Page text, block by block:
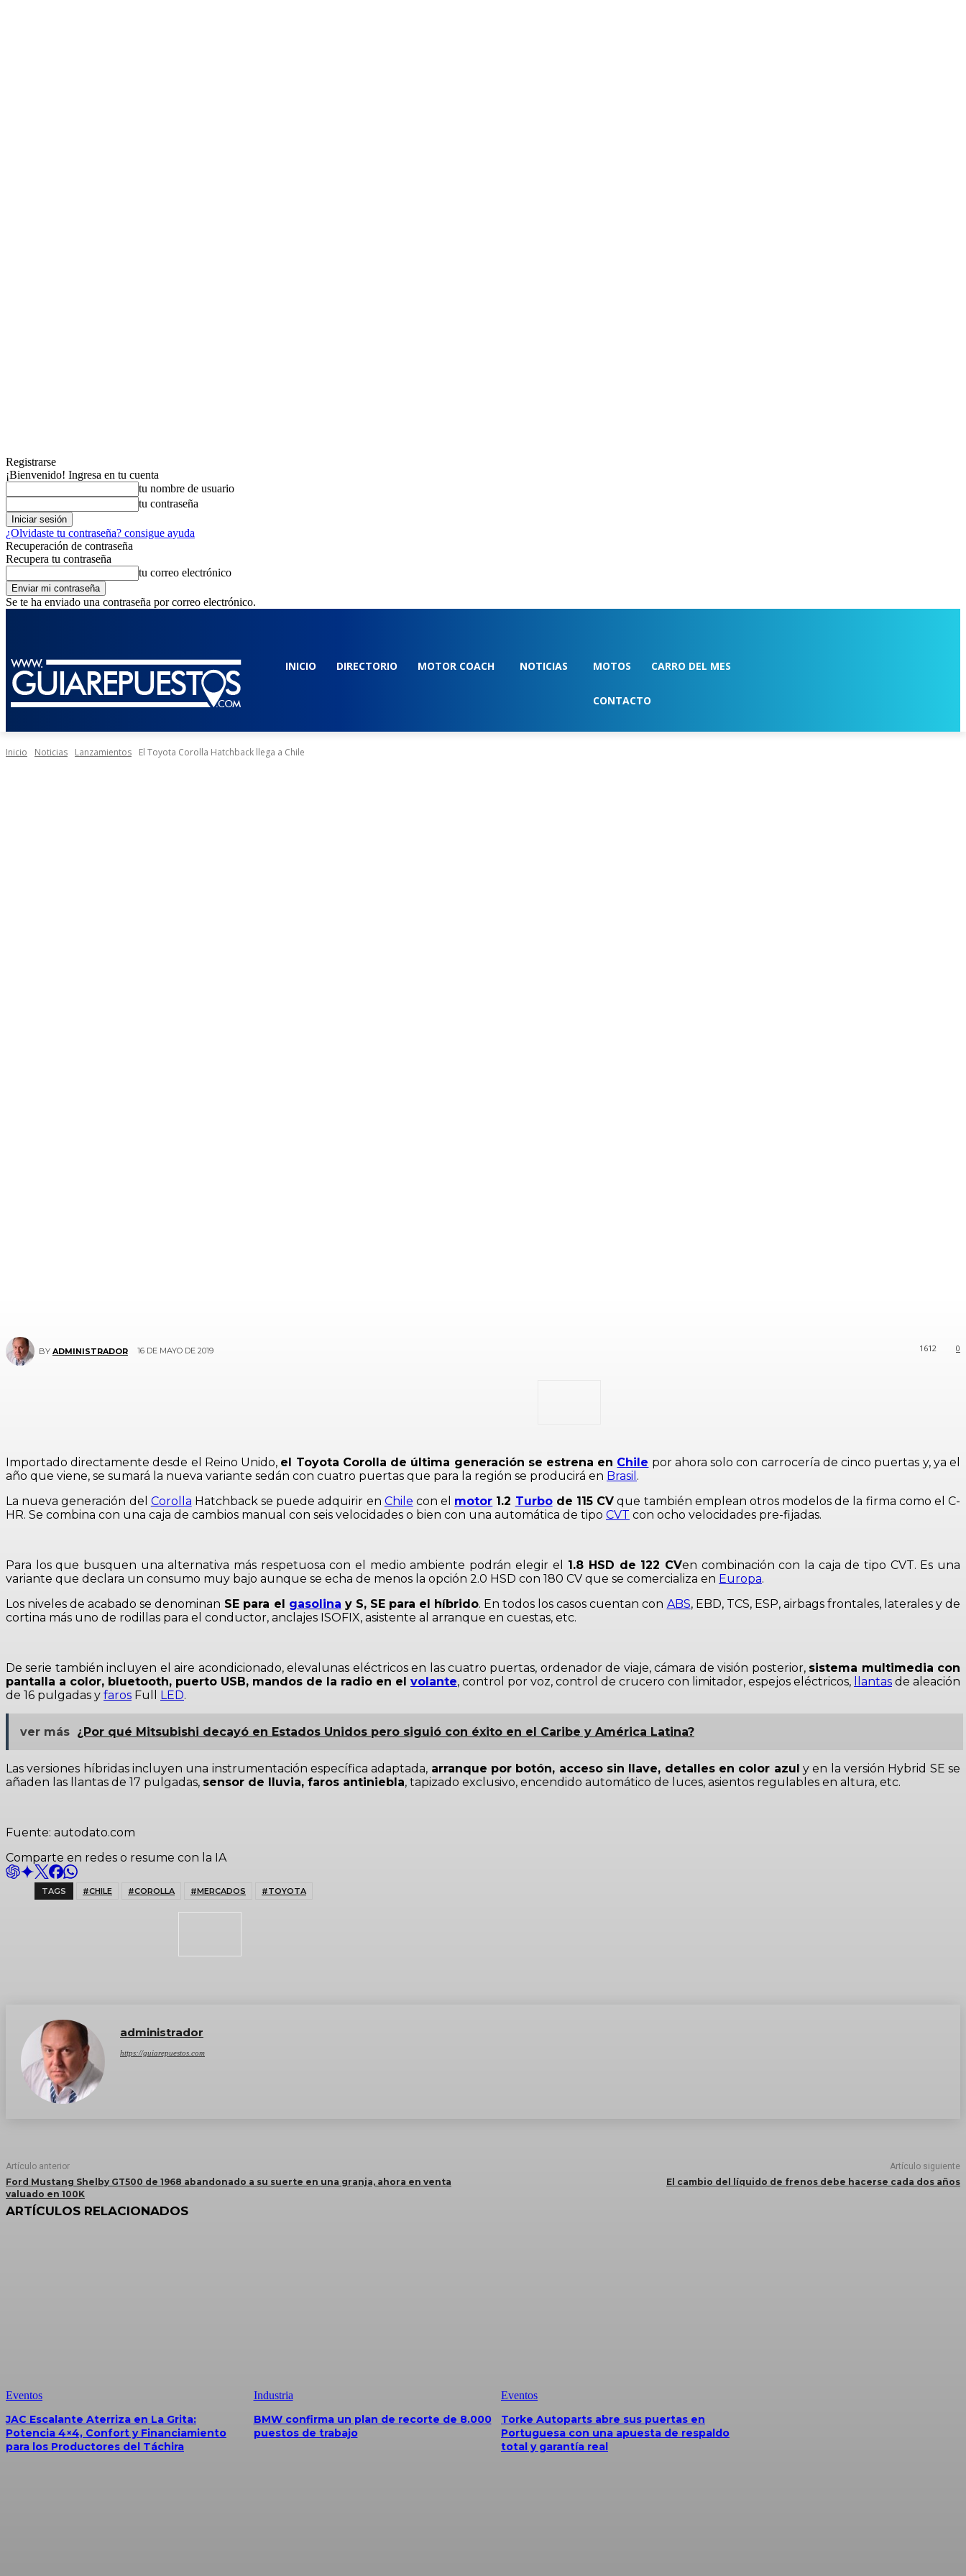
Registrarse
¡Bienvenido! Ingresa en tu cuenta
tu nombre de usuario
tu contraseña
¿Olvidaste tu contraseña? consigue ayuda
Recuperación de contraseña
Recupera tu contraseña
tu correo electrónico
Se te ha enviado una contraseña por correo electrónico.
INICIO DIRECTORIO MOTOR COACH NOTICIAS MOTOS CARRO DEL MES
CONTACTO
Inicio Noticias Lanzamientos El Toyota Corolla Hatchback llega a Chile
BY ADMINISTRADOR 16 DE MAYO DE 2019 0
1612
Importado directamente desde el Reino Unido, el Toyota Corolla de última generación se estrena en Chile por ahora solo con carrocería de cinco puertas y, ya el
año que viene, se sumará la nueva variante sedán con cuatro puertas que para la región se producirá en Brasil .
La nueva generación del Corolla Hatchback se puede adquirir en Chile con el motor 1.2 Turbode 115 CV que también emplean otros modelos de la firma como el C-
HR. Se combina con una caja de cambios manual con seis velocidades o bien con una automática de tipo CVT con ocho velocidades pre-fijadas.
Para los que busquen una alternativa más respetuosa con el medio ambiente podrán elegir el 1.8 HSD de 122 CVen combinación con la caja de tipo CVT. Es una
variante que declara un consumo muy bajo aunque se echa de menos la opción 2.0 HSD con 180 CV que se comercializa en Europa.
Los niveles de acabado se denominan SE para el gasolina y S, SE para el híbrido. En todos los casos cuentan con ABS, EBD, TCS, ESP, airbags frontales, laterales y de
cortina más uno de rodillas para el conductor, anclajes ISOFIX, asistente al arranque en cuestas, etc.
De serie también incluyen el aire acondicionado, elevalunas eléctricos en las cuatro puertas, ordenador de viaje, cámara de visión posterior, sistema multimedia con
pantalla a color, bluetooth, puerto USB, mandos de la radio en el volante, control por voz, control de crucero con limitador, espejos eléctricos, llantas de aleación
de 16 pulgadas y faros Full LED.
ver más ¿Por qué Mitsubishi decayó en Estados Unidos pero siguió con éxito en el Caribe y América Latina?
Las versiones híbridas incluyen una instrumentación específica adaptada, arranque por botón, acceso sin llave, detalles en color azul y en la versión Hybrid SE se
añaden las llantas de 17 pulgadas, sensor de lluvia, faros antiniebla, tapizado exclusivo, encendido automático de luces, asientos regulables en altura, etc.
Fuente: autodato.com
Comparte en redes o resume con la IA
TAGS #CHILE #COROLLA #MERCADOS #TOYOTA
administrador
https://guiarepuestos.com
Artículo anterior
Ford Mustang Shelby GT500 de 1968 abandonado a su suerte en una granja, ahora en venta
valuado en 100K
Artículo siguiente
El cambio del líquido de frenos debe hacerse cada dos años
ARTÍCULOS RELACIONADOS
Eventos
JAC Escalante Aterriza en La Grita:
Potencia 4×4, Confort y Financiamiento
para los Productores del Táchira
Industria
BMW confirma un plan de recorte de 8.000
puestos de trabajo
Eventos
Torke Autoparts abre sus puertas en
Portuguesa con una apuesta de respaldo
total y garantía real